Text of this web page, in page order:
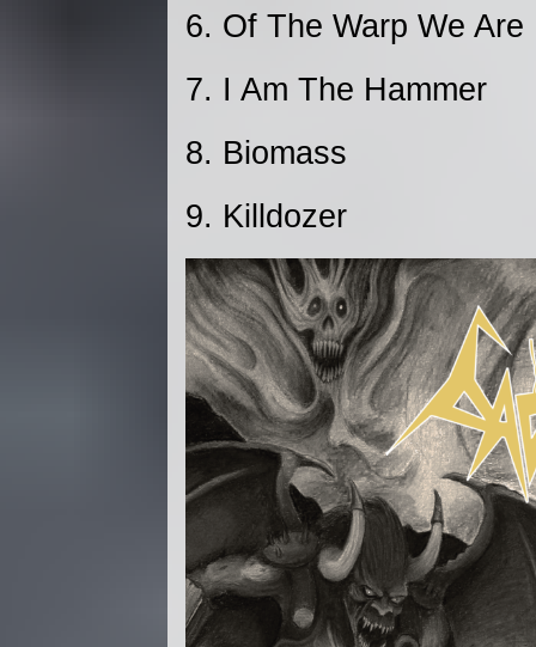
6. Of The Warp We Are
7. I Am The Hammer
8. Biomass
9. Killdozer